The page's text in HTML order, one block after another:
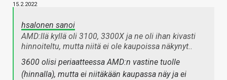
15.2.2022
hsalonen sanoi
AMD:llä kyllä oli 3100, 3300X ja ne oli ihan kivasti
hinnoiteltu, mutta niitä ei ole kaupoissa näkynyt..
3600 olisi periaatteessa AMD:n vastine tuolle
(hinnalla), mutta ei niitäkään kaupassa näy ja ei